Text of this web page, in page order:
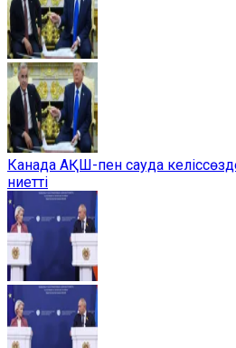
Канада АҚШ-пен сауда
ниетті